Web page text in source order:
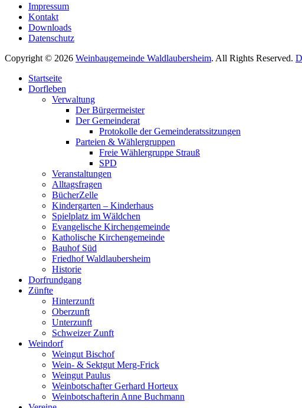
Impressum
Kontakt
Downloads
Datenschutz
Copyright © 2026 Weinbaugemeinde Waldlaubersheim. All Rights Reserved.
oben
scrollen
Startseite
Dorfleben
Verwaltung
Der Bürgermeister
Der Gemeinderat
Protokolle der Gemeinderatssitzungen
Parteien & Wählergruppen
Freie Wählergruppe Strauß
SPD
Veranstaltungen
Alltagsfragen
BücherZelle
Kindergarten – Kinderhaus
Spielplatz im Wäldchen
Evangelische Kirchengemeinde
Katholische Kirchengemeinde
Bauhof Süd
Friedhof Waldlaubersheim
Historie
Dorfrundgang
Zünfte
Hinterzunft
Oberzunft
Unterzunft
Schweizer Zunft
Weindorf
Weingut Bischof
Wein- & Sektgut Merg-Frick
Weingut Paulus
Weinbotschafter Gerhard Horteux
Weinbotschafterin Anne Buchmann